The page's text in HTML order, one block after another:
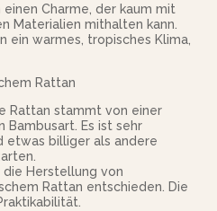
Charme, der kaum mit
Materialien mithalten kann.
warmes, tropisches Klima,
Rattan
Rattan stammt von einer
Bambusart. Es ist sehr
etwas billiger als andere
die Herstellung von
Rattan entschieden. Die